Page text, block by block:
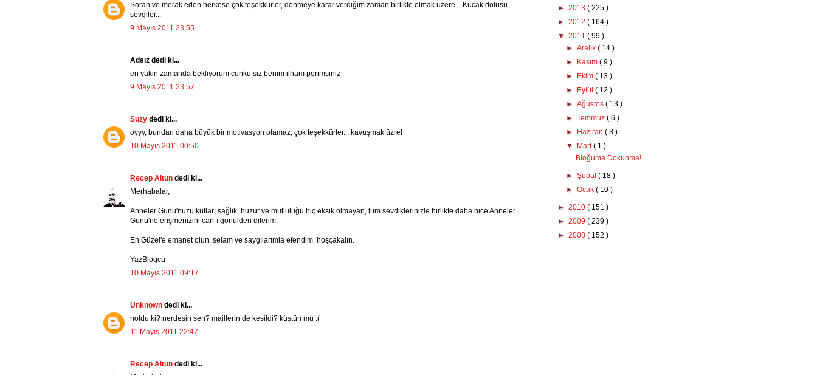
Soran ve merak eden herkese çok teşekkürler, dönmeye karar verdiğim zaman birlikte olmak üzere... Kucak dolusu
sevgiler...
9 Mayıs 2011 23:55
Adsız dedi ki...
en yakin zamanda bekliyorum cunku siz benim ilham perimsiniz
9 Mayıs 2011 23:57
Suzy dedi ki...
oyyy, bundan daha büyük bir motivasyon olamaz, çok teşekkürler... kavuşmak üzre!
10 Mayıs 2011 00:50
Recep Altun dedi ki...
Merhabalar,
Anneler Günü'nüzü kutlar; sağlık, huzur ve mutluluğu hiç eksik olmayan, tüm sevdiklerinizle birlikte daha nice Anneler
Günü'ne erişmenizini can-ı gönülden dilerim.
En Güzel'e emanet olun, selam ve saygılarımla efendim, hoşçakalın.
YazBlogcu
10 Mayıs 2011 09:17
Unknown dedi ki...
noldu ki? nerdesin sen? maillerin de kesildi? küstün mü :(
11 Mayıs 2011 22:47
Recep Altun dedi ki...
► 2013 ( 225 )
► 2012 ( 164 )
▼ 2011 ( 99 )
►Aralık( 14 )
►
Kasım( 9 )
►
Ekim( 13 )
►
Eylül( 12 )
►Ağustos( 13 )
►Temmuz( 6 )
►
Haziran( 3 )
▼
Mart( 1 )
Bloğuma Dokunma!
►Şubat( 18 )
►Ocak( 10 )
► 2010 ( 151 )
► 2009 ( 239 )
► 2008 ( 152 )